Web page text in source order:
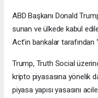
ABD Başkanı Donald
sunan ve ülkede kabul
Act’in bankalar tarafından
Trump, Truth Social
kripto piyasasına yönelik
piyasa yapısı yasasını